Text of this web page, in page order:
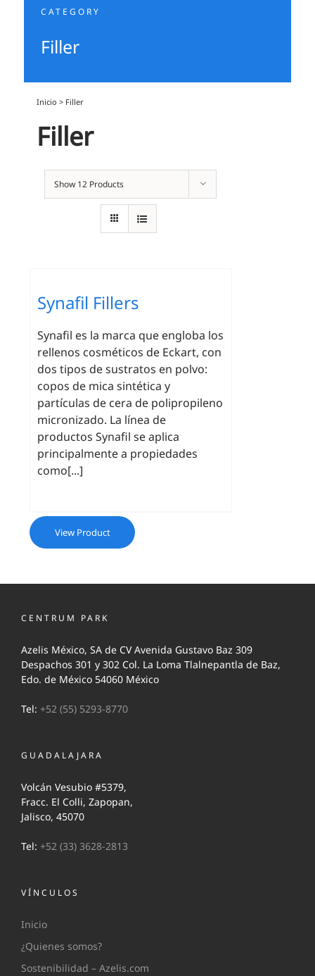
CATEGORY
Filler
Inicio > Filler
Filler
Show 12 Products
Synafil Fillers
Synafil es la marca que engloba los
rellenos cosméticos de Eckart, con
dos tipos de sustratos en polvo:
copos de mica sintética y
partículas de cera de polipropileno
micronizado. La línea de
productos Synafil se aplica
principalmente a propiedades
como[...]
View Product
CENTRUM PARK
Azelis México, SA de CV Avenida Gustavo Baz 309
Despachos 301 y 302 Col. La Loma Tlalnepantla de Baz,
Edo. de México 54060 México
Tel: +52 (55) 5293-8770
GUADALAJARA
Volcán Vesubio #5379,
Fracc. El Colli, Zapopan,
Jalisco, 45070
Tel: +52 (33) 3628-2813
VÍNCULOS
Inicio
¿Quienes somos?
Sostenibilidad – Azelis.com